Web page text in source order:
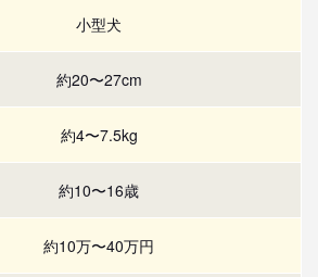
小型犬
約20〜27cm
約4〜7.5kg
約10〜16歳
約10万〜40万円